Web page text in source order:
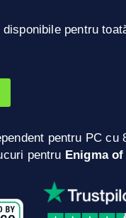
pentru
pentru PC cu
pentru Enigma of